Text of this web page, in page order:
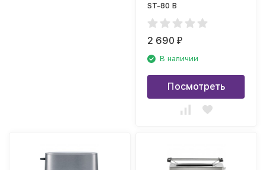
ST-80 B
2 690₽
В наличии
Посмотреть